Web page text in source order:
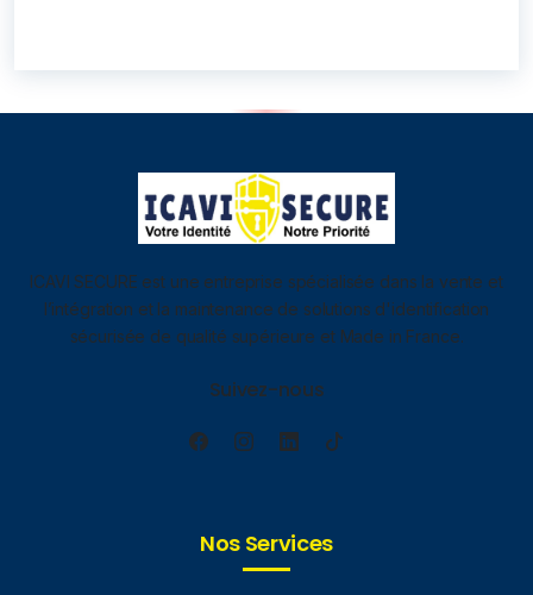
ICAVI SECURE est une entreprise spécialisée dans la vente et
l’intégration et la maintenance de solutions d'identification
sécurisée de qualité supérieure et Made in France.
Suivez-nous
Nos Services